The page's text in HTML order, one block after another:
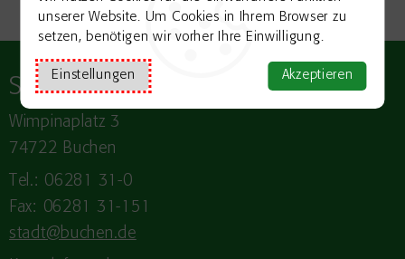
unserer Website. Um Cookies in Ihrem Browser zu
setzen, benötigen wir vorher Ihre Einwilligung.
Einstellungen Akzeptieren
StadtBUCHEN
Wimpinaplatz 3
74722 Buchen
Tel.: 06281 31-0
Fax: 06281 31-151
stadt@buchen.de